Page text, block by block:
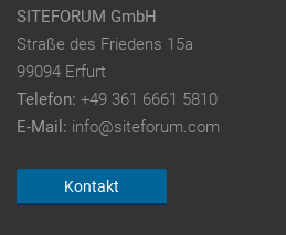
SITEFORUM GmbH
Straße des Friedens 15a
99094 Erfurt
Telefon: +49 361 6661 5810
E-Mail: info@siteforum.com
Kontakt